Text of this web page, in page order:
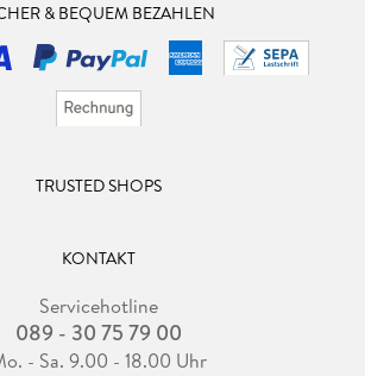
& BEQUEM BEZAHLEN
TRUSTED SHOPS
KONTAKT
Servicehotline
089 - 30 75 79 00
- Sa. 9.00 - 18.00 Uhr